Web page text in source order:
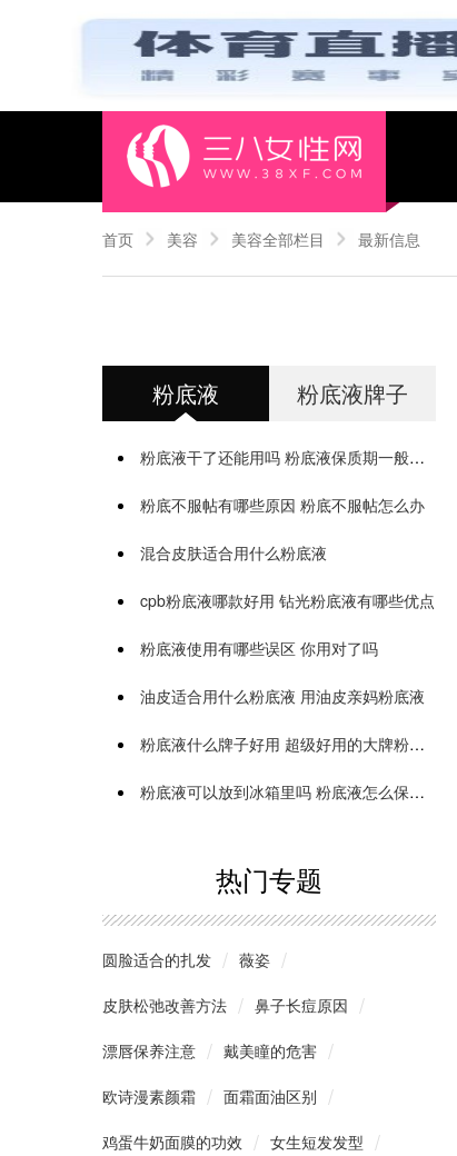
首页 美容 美容全部栏目 最新信息
粉底液 粉底液牌子
粉底液干了还能用吗 粉底液保质期一般是多久
粉底不服帖有哪些原因 粉底不服帖怎么办
混合皮肤适合用什么粉底液
cpb粉底液哪款好用 钻光粉底液有哪些优点
粉底液使用有哪些误区 你用对了吗
油皮适合用什么粉底液 用油皮亲妈粉底液
粉底液什么牌子好用 超级好用的大牌粉底液推荐
粉底液可以放到冰箱里吗 粉底液怎么保存时间长
热门专题
圆脸适合的扎发 薇姿
皮肤松弛改善方法 鼻子长痘原因
漂唇保养注意 戴美瞳的危害
欧诗漫素颜霜 面霜面油区别
鸡蛋牛奶面膜的功效 女生短发发型